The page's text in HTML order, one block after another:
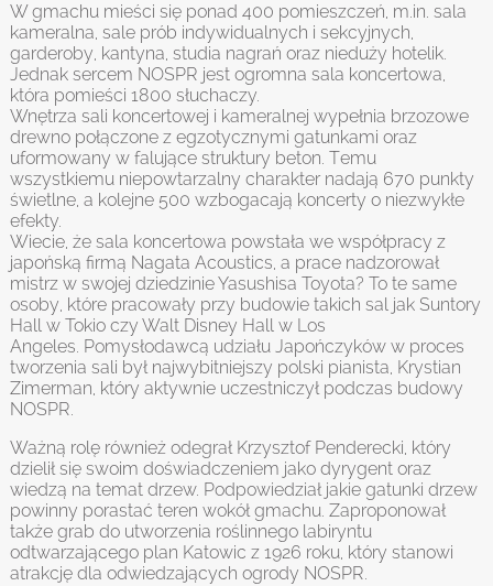
W gmachu mieści się ponad 400 pomieszczeń, m.in. sala
kameralna, sale prób indywidualnych i sekcyjnych,
garderoby, kantyna, studia nagrań oraz nieduży hotelik.
Jednak sercem NOSPR jest ogromna sala koncertowa,
która pomieści 1800 słuchaczy.
Wnętrza sali koncertowej i kameralnej wypełnia brzozowe
drewno połączone z egzotycznymi gatunkami oraz
uformowany w falujące struktury beton. Temu
wszystkiemu niepowtarzalny charakter nadają 670 punkty
świetlne, a kolejne 500 wzbogacają koncerty o niezwykłe
efekty.
Wiecie, że sala koncertowa powstała we współpracy z
japońską firmą Nagata Acoustics, a prace nadzorował
mistrz w swojej dziedzinie Yasushisa Toyota? To te same
osoby, które pracowały przy budowie takich sal jak Suntory
Hall w Tokio czy Walt Disney Hall w Los
Angeles. Pomysłodawcą udziału Japończyków w proces
tworzenia sali był najwybitniejszy polski pianista, Krystian
Zimerman, który aktywnie uczestniczył podczas budowy
NOSPR.
Ważną rolę również odegrał Krzysztof Penderecki, który
dzielił się swoim doświadczeniem jako dyrygent oraz
wiedzą na temat drzew. Podpowiedział jakie gatunki drzew
powinny porastać teren wokół gmachu. Zaproponował
także grab do utworzenia roślinnego labiryntu
odtwarzającego plan Katowic z 1926 roku, który stanowi
atrakcję dla odwiedzających ogrody NOSPR.